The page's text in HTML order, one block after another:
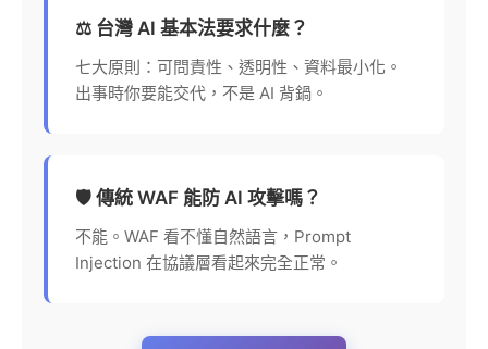
⚖️ 台灣 AI 基本法要求什麼？
七大原則：可問責性、透明性、資料最小化。
出事時你要能交代，不是 AI 背鍋。
🛡️ 傳統 WAF 能防 AI 攻擊嗎？
不能。WAF 看不懂自然語言，Prompt
Injection 在協議層看起來完全正常。